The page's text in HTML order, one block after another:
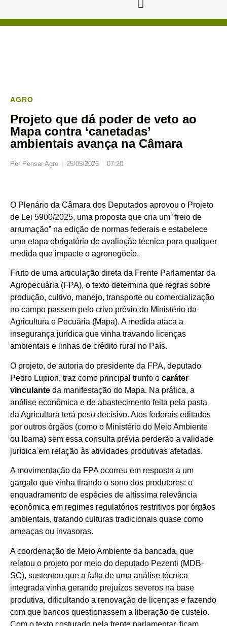
AGRO
Projeto que dá poder de veto ao
Mapa contra ‘canetadas’
ambientais avança na Câmara
Por Pensar Agro 25/05/2026 07:20
O Plenário da Câmara dos Deputados aprovou o Projeto
de Lei 5900/2025, uma proposta que cria um “freio de
arrumação” na edição de normas federais e estabelece
uma etapa obrigatória de avaliação técnica para qualquer
medida que impacte o agronegócio.
Fruto de uma articulação direta da Frente Parlamentar da
Agropecuária (FPA), o texto determina que regras sobre
produção, cultivo, manejo, transporte ou comercialização
no campo passem pelo crivo prévio do Ministério da
Agricultura e Pecuária (Mapa). A medida ataca a
insegurança jurídica que vinha travando licenças
ambientais e linhas de crédito rural no País.
O projeto, de autoria do presidente da FPA, deputado
Pedro Lupion, traz como principal trunfo o caráter
vinculante da manifestação do Mapa. Na prática, a
análise econômica e de abastecimento feita pela pasta
da Agricultura terá peso decisivo. Atos federais editados
por outros órgãos (como o Ministério do Meio Ambiente
ou Ibama) sem essa consulta prévia perderão a validade
jurídica em relação às atividades produtivas afetadas.
A movimentação da FPA ocorreu em resposta a um
gargalo que vinha tirando o sono dos produtores: o
enquadramento de espécies de altíssima relevância
econômica em regimes regulatórios restritivos por órgãos
ambientais, tratando culturas tradicionais quase como
ameaças ou invasoras.
A coordenação de Meio Ambiente da bancada, que
relatou o projeto por meio do deputado Pezenti (MDB-
SC), sustentou que a falta de uma análise técnica
integrada vinha gerando prejuízos severos na base
produtiva, dificultando a renovação de licenças e fazendo
com que bancos questionassem a liberação de custeio.
Com o texto costurado pela frente parlamentar, ficam